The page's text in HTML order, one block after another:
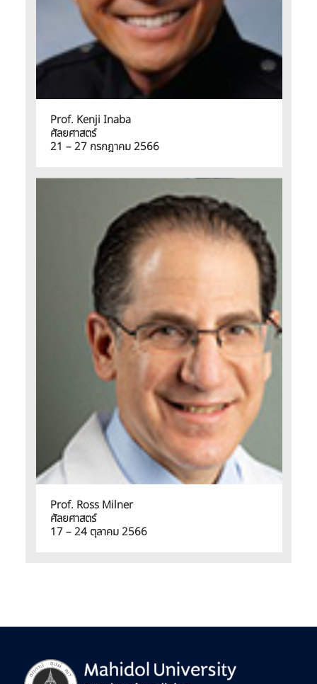
Prof. Kenji Inaba
ศัลยศาสตร์
21 – 27 กรกฎาคม 2566
Prof. Ross Milner
ศัลยศาสตร์
17 – 24 ตุลาคม 2566